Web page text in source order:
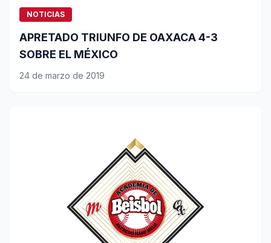
NOTICIAS
APRETADO TRIUNFO DE OAXACA 4-3
SOBRE EL MÉXICO
24 de marzo de 2019